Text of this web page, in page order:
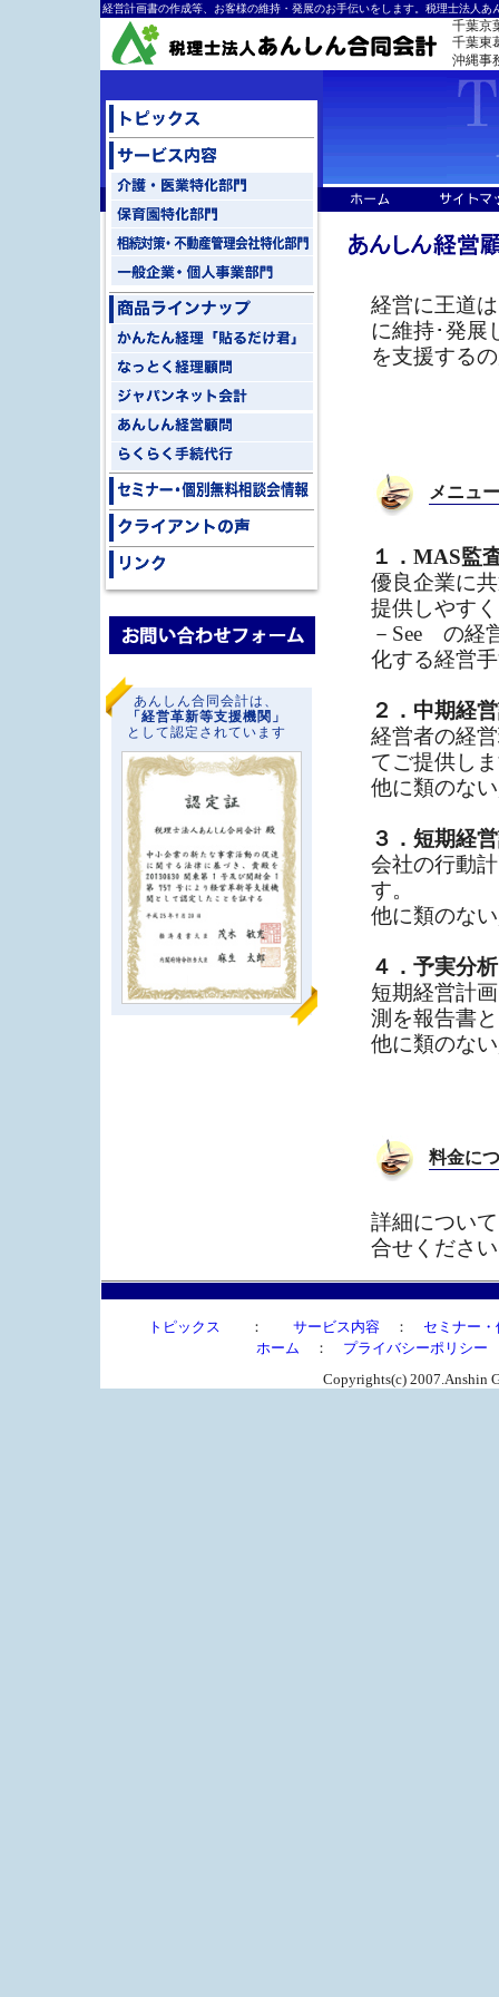
経営計画書の作成等、お客様の維持・発展のお手伝いをします。税理士法人あ
千葉京
千葉東
沖縄事
経営に王道
に維持･発展
を支援する
メニュ
１．MAS監
優良企業に
提供しやす
－See の経
化する経営
２．中期経
経営者の経
てご提供し
他に類のな
３．短期経
会社の行動
す。
他に類のな
４．予実分析
短期経営計
測を報告書
他に類のな
料金に
詳細につい
合せくださ
あんしん合同会計は、
「経営革新等支援機関」
として認定されています
トピックス ： サービス内容： セミナー
ホーム ： プライバシーポリシー
Copyrights(c) 2007.Anshin